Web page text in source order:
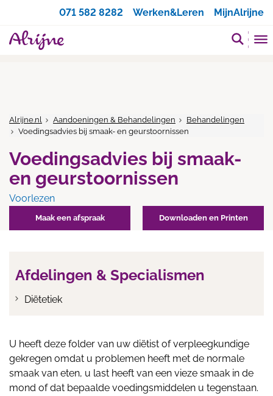
071 582 8282
Werken&Leren MijnAlrijne
Alrijne.nl Aandoeningen & Behandelingen
Behandelingen
Voedingsadvies bij smaak- en geurstoornissen
Voedingsadvies bij smaak-
en geurstoornissen
Voorlezen
Maak een afspraak Downloaden en Printen
Afdelingen & Specialismen
Diëtetiek
U heeft deze folder van uw diëtist of verpleegkundige
gekregen omdat u problemen heeft met de normale
smaak van eten, u last heeft van een vieze smaak in de
mond of dat bepaalde voedingsmiddelen u tegenstaan.